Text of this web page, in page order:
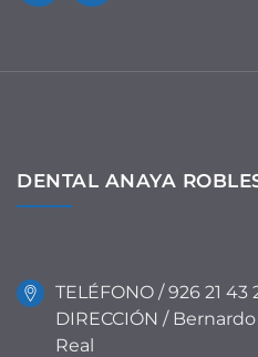
DENTAL ANAYA
TELÉFONO / 926 21
DIRECCIÓN /
Real